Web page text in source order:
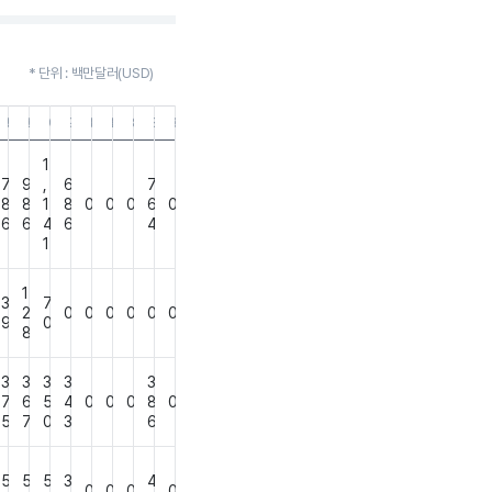
* 단위 : 백만달러(USD)
19.12.3119.09.3019.06.3019.03.3118.12.3118.09.3018.06.3018.03.3117.12.31
7
8
6
9
8
6
1
1
4
1
6
8
6
0 0 0
7
6
4
0
3
9
1
2
8
7
0
0 0 0 0 0 0
3
7
5
3
6
7
3
5
0
3
4
3
0 0 0
3
8
6
0
5
5
5
3
4